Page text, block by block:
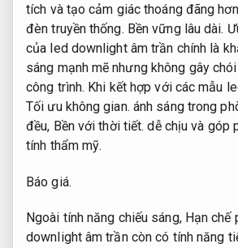
tích và tạo cảm giác thoáng đãng
đèn truyền thống. Bền vững lâu dài.
của led downlight âm trần chính là
sáng mạnh mẽ nhưng không gây
công trình. Khi kết hợp với các mẫu
Tối ưu không gian. ánh sáng trong
đều, Bền với thời tiết. dễ chịu và góp
tính thẩm mỹ.
Báo giá.
Ngoài tính năng chiếu sáng, Hạn chế
downlight âm trần còn có tính năng